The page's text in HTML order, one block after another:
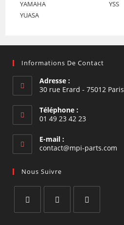
YAMAHA
YSS
YUASA
Informations De Contact
Adresse :
30 rue Erard - 75012 Paris
Téléphone :
01 49 23 42 23
E-mail :
contact@mpi-parts.com
Nous Suivre